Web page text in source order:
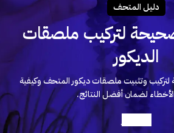
دليـل المتحـف
لتركيب ملصقات
الديكور
وتثبيت ملصقات ديكور المتحف وكيفية
لضمان أفضل النتائج.